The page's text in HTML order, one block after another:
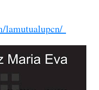
lamutualupcn/